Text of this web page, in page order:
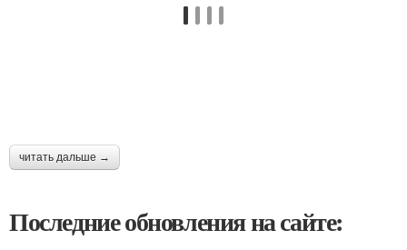
читать дальше →
Последние обновления на сайте: